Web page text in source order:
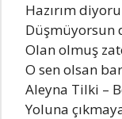
Hazırım
Düşmüyorsun
Olan olmuş
O sen olsan
Aleyna Tilki –
Yoluna